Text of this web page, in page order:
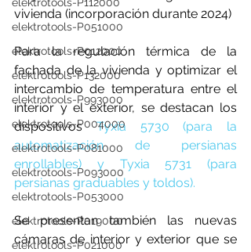
elektrotools-P051000
elektrotools-P012000
elektrotools-P132000
elektrotools-P993000
elektrotools-P004000
elektrotools-P081000
elektrotools-P093000
elektrotools-P053000
elektrotools-P019000
elektrotools-P021000
vivienda (incorporación durante 2024)
Para la regulación térmica de la
fachada de la vivienda y optimizar el
intercambio de temperatura entre el
interior y el exterior, se destacan los
dispositivos Tyxia 5730 (para la
automatización de persianas
enrollables) y Tyxia 5731
(para
persianas graduables y toldos).
Se presentan también las nuevas
cámaras de interior y exterior que se